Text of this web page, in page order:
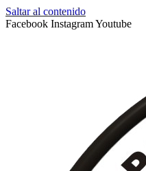
Saltar al contenido
Facebook InstagramYoutube